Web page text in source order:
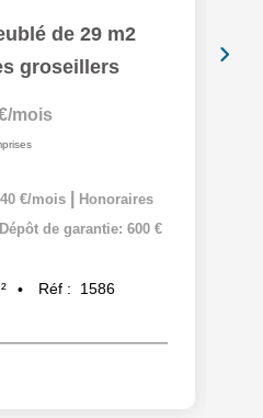
de 29 m2
groseillers
mois
€/mois
Honoraires
Dépôt de garantie: 600 €
Réf : 1586